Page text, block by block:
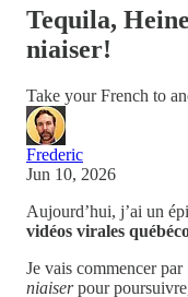
Tequila,
niaiser!
Take your French to
Frederic
Jun 10, 2026
Aujourd’hui, j’ai un
vidéos virales
Je vais commencer par
niaiserpour